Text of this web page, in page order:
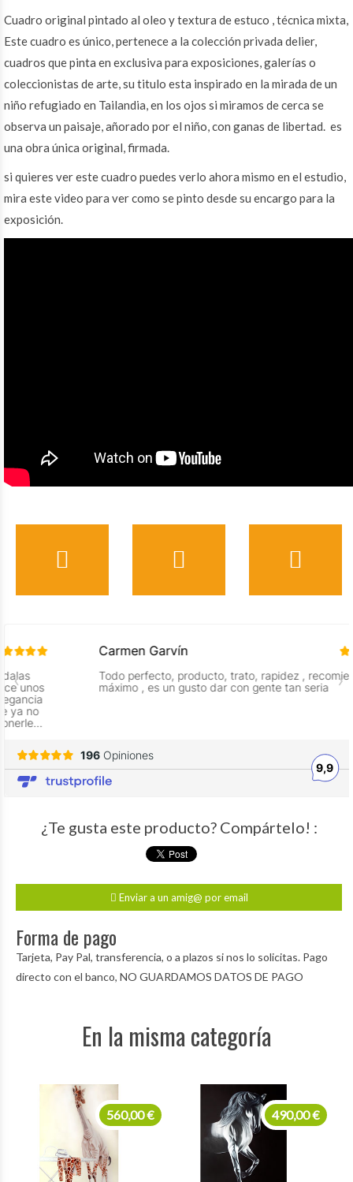
Cuadro original pintado al oleo y textura de estuco , técnica mixta,
Este cuadro es único, pertenece a la colección privada delier,
cuadros que pinta en exclusiva para exposiciones, galerías o
coleccionistas de arte, su titulo esta inspirado en la mirada de un
niño refugiado en Tailandia, en los ojos si miramos de cerca se
observa un paisaje, añorado por el niño, con ganas de libertad. es
una obra única original, firmada.
si quieres ver este cuadro puedes verlo ahora mismo en el estudio,
mira este video para ver como se pinto desde su encargo para la
exposición.
¿Te gusta este producto? Compártelo! :
Enviar a un amig@ por email
Forma de pago
Tarjeta, Pay Pal, transferencia, o a plazos si nos lo solicitas. Pago
directo con el banco, NO GUARDAMOS DATOS DE PAGO
En la misma categoría
560,00 € 490,00 €